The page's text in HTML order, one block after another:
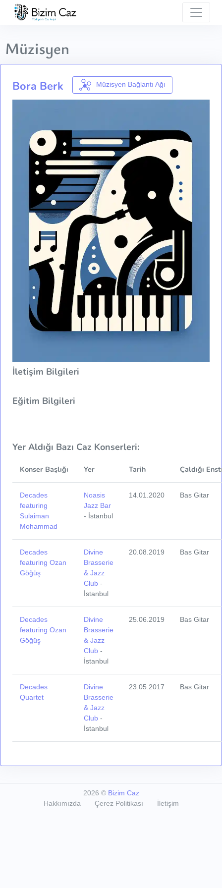
Müzisyen
Bora Berk Müzisyen Bağlantı Ağı
İletişim Bilgileri
Eğitim Bilgileri
Yer Aldığı Bazı Caz Konserleri:
Konser Başlığı Yer Tarih Çaldığı
Decades
featuring
Sulaiman
Mohammad
Noasis
Jazz Bar
- İstanbul
14.01.2020 Bas Gitar
Decades
featuring Ozan
Göğüş
Divine
Brasserie
& Jazz
Club -
İstanbul
20.08.2019 Bas Gitar
Decades
featuring Ozan
Göğüş
Divine
Brasserie
& Jazz
Club -
İstanbul
25.06.2019 Bas Gitar
Decades
Quartet
Divine
Brasserie
& Jazz
Club -
İstanbul
23.05.2017 Bas Gitar
2026 © Bizim Caz
Hakkımızda
Çerez Politikası İletişim